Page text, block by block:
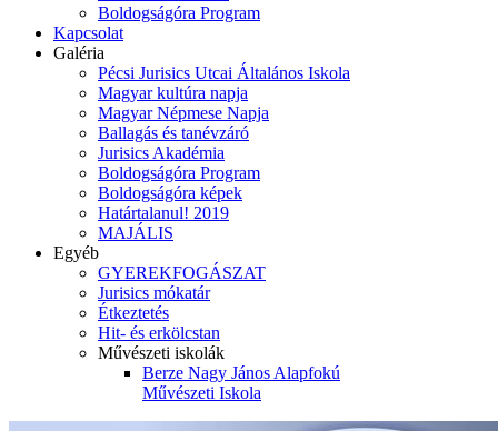
Boldogságóra Program
Kapcsolat
Galéria
Pécsi Jurisics Utcai Általános Iskola
Magyar kultúra napja
Magyar Népmese Napja
Ballagás és tanévzáró
Jurisics Akadémia
Boldogságóra Program
Boldogságóra képek
Határtalanul! 2019
MAJÁLIS
Egyéb
GYEREKFOGÁSZAT
Jurisics mókatár
Étkeztetés
Hit- és erkölcstan
Művészeti iskolák
Berze Nagy János Alapfokú
Művészeti Iskola